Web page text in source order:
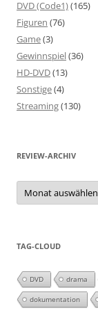
DVD (Code1)(165)
Figuren (76)
Game(3)
Gewinnspiel(36)
HD-DVD(13)
Sonstige(4)
Streaming(130)
REVIEW-ARCHIV
Review-
Archiv
TAG-CLOUD
DVD drama
dokumentation